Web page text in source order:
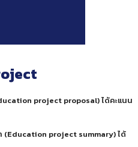
project proposal) ได้คะแนน
(Education project summary) ได้